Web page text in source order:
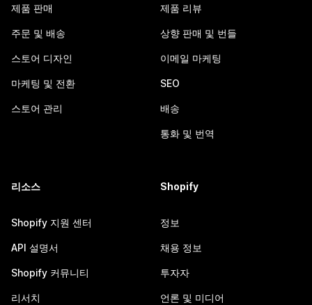
제품 판매
주문 및 배송
스토어 디자인
마케팅 및 전환
스토어 관리
제품 리뷰
상향 판매 및 번들
이메일 마케팅
SEO
배송
통화 및 번역
리소스
Shopify 지원 센터
API 설명서
Shopify 커뮤니티
리서치
Shopify
정보
채용 정보
투자자
언론 및 미디어